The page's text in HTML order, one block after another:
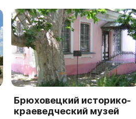
Брюховецкий историко-
краеведческий музей